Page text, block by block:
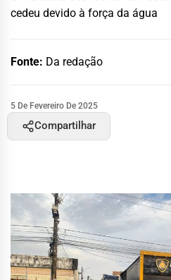
cedeu devido à força da água
Fonte: Da redação
5 De Fevereiro De 2025
Compartilhar